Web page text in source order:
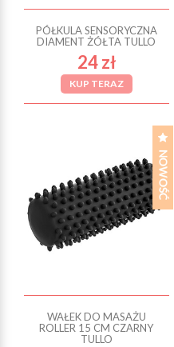
PÓŁKULA SENSORYCZNA
DIAMENT ŻÓŁTA TULLO
24 zł
KUP TERAZ
WAŁEK DO MASAŻU
ROLLER 15 CM CZARNY
TULLO